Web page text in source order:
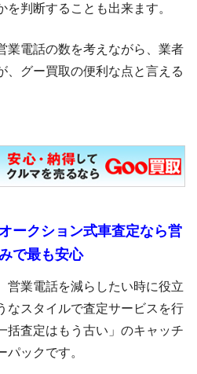
判断することも出来ます。
業電話の数を考えながら、業者
、グー買取の便利な点と言える
ークション式車査定なら営
で最も安心
営業電話を減らしたい時に役立
なスタイルで査定サービスを行
括査定はもう古い」のキャッチ
パックです。